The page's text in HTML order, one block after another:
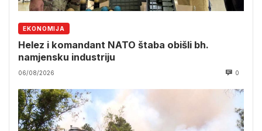
EKONOMIJA
Helez i komandant NATO štaba obišli bh.
namjensku industriju
06/08/2026 0